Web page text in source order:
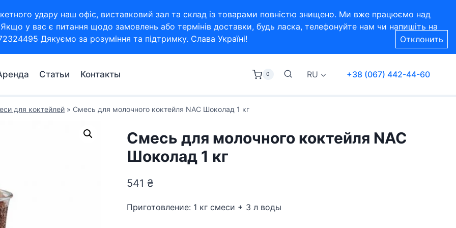
удару наш офіс, виставковий зал та склад із товарами повністю знищено. Ми вже працюємо над
у вас є питання щодо замовлень або термінів доставки, будь ласка, телефонуйте нам чи напишіть на
Дякуємо за розуміння та підтримку. Слава Україні!
Отклонить
Статьи Контакты 0 RU +38 (067) 442-44-60
для коктейлей » Смесь для молочного коктейля NAC Шоколад 1 кг
Смесь для молочного коктейля NAC
Шоколад 1 кг
541 ₴
Приготовление: 1 кг смеси + 3 л воды